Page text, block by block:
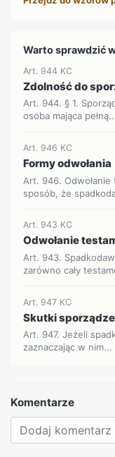
Warto sprawdzić
Art. 944 KC
Zdolność do
Art. 944. § 1.
osoba mająca
Art. 946 KC
Formy odwołania
Art. 946.
sposób, że
Art. 943 KC
Odwołanie
Art. 943.
zarówno cały
Art. 947 KC
Skutki
Art. 947. Jeżeli
zaznaczając w nim...
Komentarze